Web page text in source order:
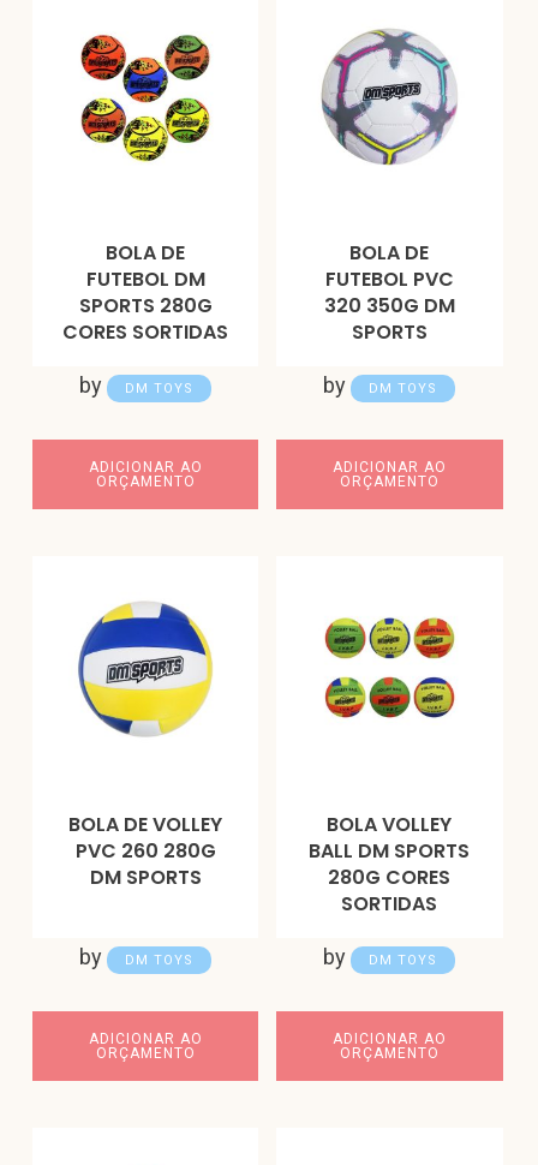
BOLA DE
FUTEBOL DM
SPORTS 280G
CORES SORTIDAS
by DM TOYS
ADICIONAR AO
ORÇAMENTO
BOLA DE
FUTEBOL PVC
320 350G DM
SPORTS
by DM TOYS
ADICIONAR AO
ORÇAMENTO
BOLA DE VOLLEY
PVC 260 280G
DM SPORTS
by DM TOYS
ADICIONAR AO
ORÇAMENTO
BOLA VOLLEY
BALL DM SPORTS
280G CORES
SORTIDAS
by DM TOYS
ADICIONAR AO
ORÇAMENTO